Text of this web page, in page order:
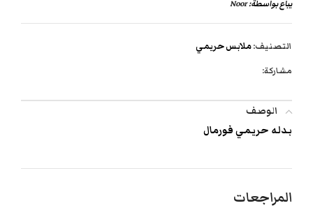
يباع بواسطة:Noor
التصنيف:ملابس حريمي
مشاركة:
الوصف
بدله حريمي فورمال
المراجعات